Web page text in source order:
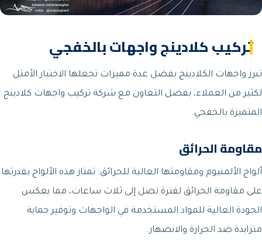
تركيب كلادينج واجهات بالخفجي
تبرز واجهات الكلادينج بفضل عدة مميزات تجعلها الاختيار الأمثل
لكثير من العملاء، بفضل التعاون مع شركة تركيب واجهات كلادينج
المتميزة بالخفجي.
مقاومة الحرائق
ألواح الألمنيوم ومقاومتها العالية للحرائق: تمتاز هذه الألواح بقدرتها
على مقاومة الحرائق لفترة تصل إلى ثلاث ساعات، مما يعكس
الجودة العالية للمواد المستخدمة في الواجهات وتوفير حماية
متزايدة ضد الحرارة والانصهار.